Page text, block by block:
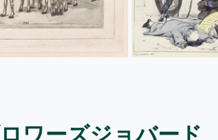
ワーズジョバード